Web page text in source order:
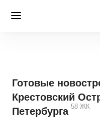
Готовые
Крестовский
Петербурга 58 ЖК